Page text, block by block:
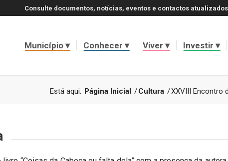
Consulte documentos, notícias, eventos e contactos
Município Conhecer Viver Investir
Está aqui: Página Inicial / Cultura /XXVIII Encontro